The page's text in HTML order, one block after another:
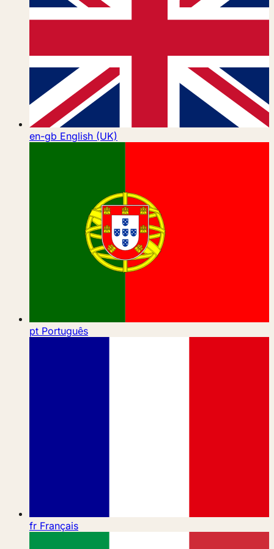
en-gb English (UK)
pt Português
fr Français